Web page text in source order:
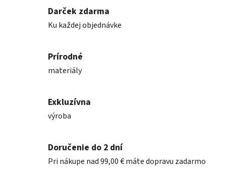
Darček zdarma
Ku každej objednávke
Prírodné
materiály
Exkluzívna
výroba
Doručenie do 2 dní
Pri nákupe nad 99,00 € máte dopravu zadarmo